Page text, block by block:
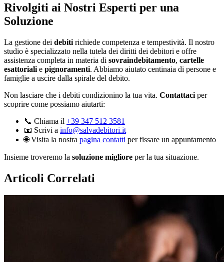
Rivolgiti ai Nostri Esperti per una
Soluzione
La gestione dei debiti richiede competenza e tempestività. Il nostro
studio è specializzato nella tutela dei diritti dei debitori e offre
assistenza completa in materia di sovraindebitamento, cartelle
esattoriali e pignoramenti. Abbiamo aiutato centinaia di persone e
famiglie a uscire dalla spirale del debito.
Non lasciare che i debiti condizionino la tua vita. Contattaci per
scoprire come possiamo aiutarti:
📞 Chiama il +39 347 512 3581
📧 Scrivi a info@salvadebitori.it
🌐 Visita la nostra pagina contatti per fissare un appuntamento
Insieme troveremo la soluzione migliore per la tua situazione.
Articoli Correlati